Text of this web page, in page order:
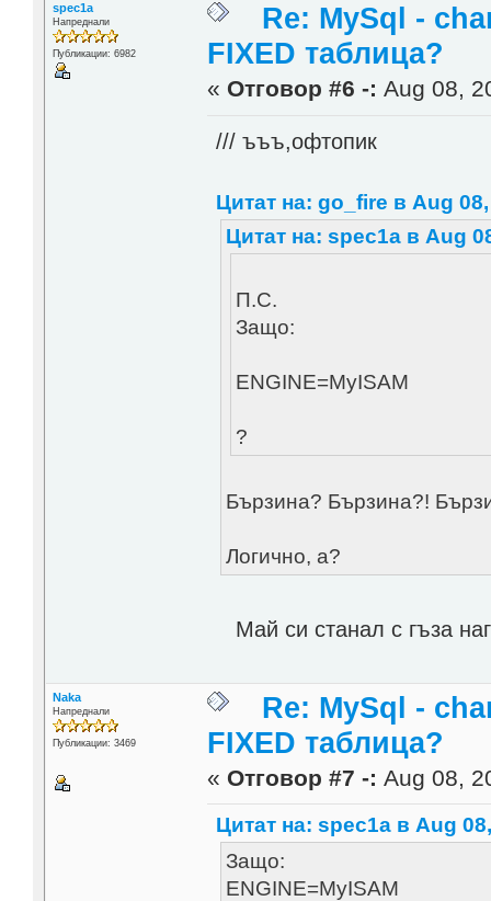
spec1a
Напреднали
Публикации: 6982
Re: MySql -
FIXED таблица?
« Отговор #6 -: Aug 08,
/// ъъъ,офтопик
Цитат на: go_fire в Aug
Цитат на: spec1a в Aug
П.С.
Защо:
ENGINE=MyISAM
?
Бързина? Бързина?!
Логично, а?
Май си станал с гъза
Naka
Напреднали
Публикации: 3469
Re: MySql -
FIXED таблица?
« Отговор #7 -: Aug 08,
Цитат на: spec1a в Aug
Защо:
ENGINE=MyISAM